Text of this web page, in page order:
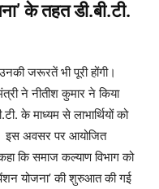
के तहत डी.बी.टी.
जरूरतें भी पूरी होंगी।
ने नीतीश कुमार ने किया
के माध्यम से लाभार्थियों को
इस अवसर पर आयोजित
कि समाज कल्याण विभाग को
पेंशन योजना’ की शुरुआत की गई